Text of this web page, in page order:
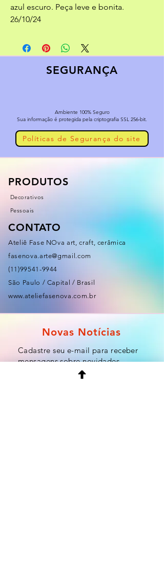
azul escuro. Peça leve e bonita.
26/10/24
SEGURANÇA
Ambiente 100% Seguro
Sua informação é protegida pela criptografia SSL 256-bit.
Políticas de Segurança do site
PRODUTOS
Decorativos
Pessoais
CONTATO
Ateliê Fase NOva art, craft, cerâmica
fasenova.arte@gmail.com
(11)99541-9944
São Paulo / Capital / Brasil
www.ateliefasenova.com.br
Novas Notícias
Cadastre seu e-mail para receber
mensagens sobre novidades.